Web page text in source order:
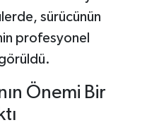
sürücünün
profesyonel
Önemi Bir